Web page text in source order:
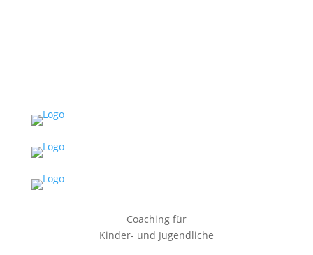
Coaching für
Kinder- und Jugendliche